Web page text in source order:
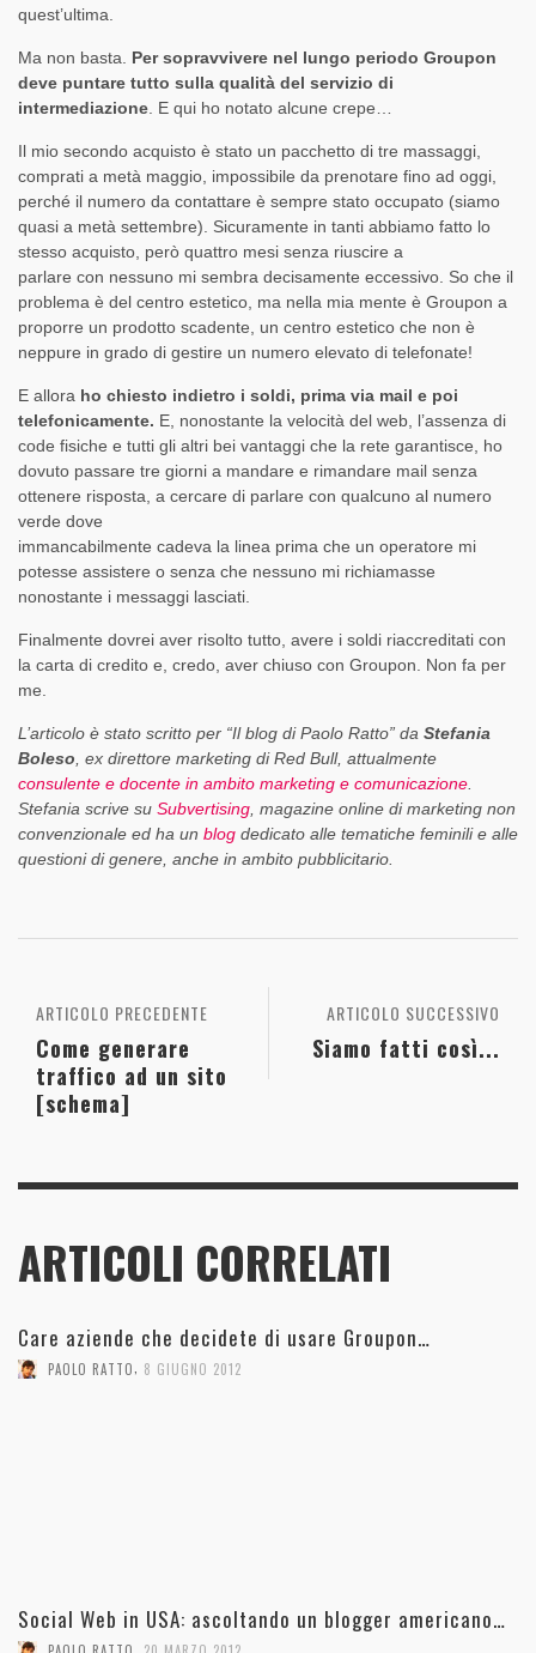
quest’ultima.
Ma non basta. Per sopravvivere nel lungo periodo Groupon
deve puntare tutto sulla qualità del servizio di
intermediazione . E qui ho notato alcune crepe…
Il mio secondo acquisto è stato un pacchetto di tre massaggi,
comprati a metà maggio, impossibile da prenotare fino ad oggi,
perché il numero da contattare è sempre stato occupato (siamo
quasi a metà settembre). Sicuramente in tanti abbiamo fatto lo
stesso acquisto, però quattro mesi senza riuscire a
parlare con nessuno mi sembra decisamente eccessivo. So che il
problema è del centro estetico, ma nella mia mente è Groupon a
proporre un prodotto scadente, un centro estetico che non è
neppure in grado di gestire un numero elevato di telefonate!
E allora ho chiesto indietro i soldi, prima via mail e poi
telefonicamente. E, nonostante la velocità del web, l’assenza di
code fisiche e tutti gli altri bei vantaggi che la rete garantisce, ho
dovuto passare tre giorni a mandare e rimandare mail senza
ottenere risposta, a cercare di parlare con qualcuno al numero
verde dove
immancabilmente cadeva la linea prima che un operatore mi
potesse assistere o senza che nessuno mi richiamasse
nonostante i messaggi lasciati.
Finalmente dovrei aver risolto tutto, avere i soldi riaccreditati con
la carta di credito e, credo, aver chiuso con Groupon. Non fa per
me.
L’articolo è stato scritto per “Il blog di Paolo Ratto” da Stefania
Boleso , ex direttore marketing di Red Bull, attualmente
consulente e docente in ambito marketing e comunicazione
Stefania scrive su Subvertising , magazine online di marketing non
convenzionale ed ha un blog dedicato alle tematiche feminili e alle
questioni di genere, anche in ambito pubblicitario.
ARTICOLO SUCCESSIVO
Siamo fatti così...
ARTICOLO PRECEDENTE
Come generare
traffico ad un sito
[schema]
ARTICOLI CORRELATI
Care aziende che decidete di usare Groupon…
PAOLO RATTO 8 GIUGNO 2012
Social Web in USA: ascoltando un blogger americano…